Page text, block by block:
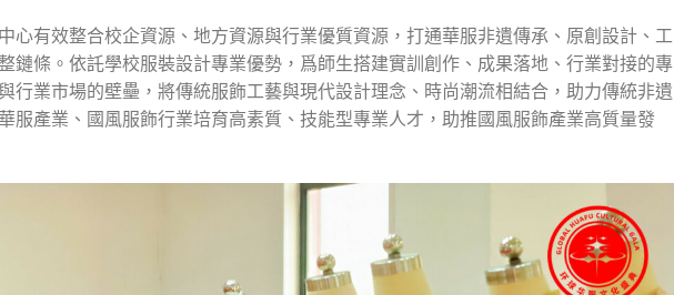
心有效整合校企資源、地方資源與行業優質資源，打通華服非遺傳承、原創設計、工
鏈條。依託學校服裝設計專業優勢，爲師生搭建實訓創作、成果落地、行業對接的專
行業市場的壁壘，將傳統服飾工藝與現代設計理念、時尚潮流相結合，助力傳統非遺
服產業、國風服飾行業培育高素質、技能型專業人才，助推國風服飾產業高質量發